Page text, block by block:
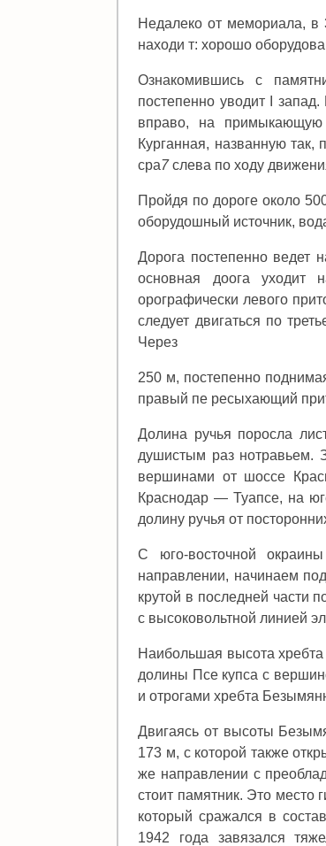
Недалеко от мемориала,
находи т: хорошо
Ознакомившись с
постепенно уводит I
вправо, на примыкающую
Курганная, названную
сра7слева по ходу
Пройдя по дороге около
оборудошный источник,
Дорога постепенно ведет
основная доога уходит
орографически левого
следует двигаться по
Через
250 м, постепенно
правый пе ресыхающий
Долина ручья поросла
душистым раз нотравьем.
вершинами от шоссе
Краснодар — Туапсе, на
долину ручья от
С юго-восточной
направлении, начинаем
крутой в последней части
с высоковольтной линией
Наибольшая высота
долины Псе купса с
и отрогами хребта
Двигаясь от высоты
173 м, с которой также
же направлении с
стоит памятник. Это место
который сражался в
1942 года завязался